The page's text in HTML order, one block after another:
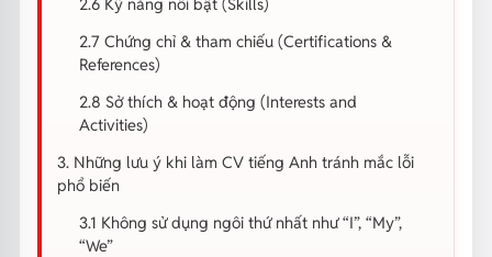
2.7 Chứng chỉ & tham chiếu (Certifications &
References)
2.8 Sở thích & hoạt động (Interests and
Activities)
3. Những lưu ý khi làm CV tiếng Anh tránh mắc lỗi
phổ biến
3.1 Không sử dụng ngôi thứ nhất như “I”, “My”,
“We”